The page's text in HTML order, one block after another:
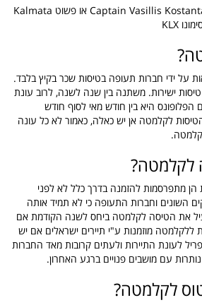
שדה התעופה Captain Vasillis Kostantakopoulos או פשוט Kalmata
על ידי חברות תעופה בטיסות שכר בקיץ בלבד.
ישירות. משתנה בין שנה לשנה, לרוב עונת
הפלופונס היא בין חודש מאי לסוף חודש
לקלמטה אן יש כאלה, כאמור לא כל עונה
לקלמטה?
הן מתפרסמות להזמנה בדרך כלל לא לפני
השונים וחברות התעופה כי לא תמיד אותה
את הטיסה לקלמטה ביחס לשנה הקודמת אם
ללקלמטה מוזמנות ע"י תיירים ישראלים אם יש
לעונת התיירות ולעתים קרובות מאד החברות
עם מושבים פנויים ברגע האחרון.
לקלמטה?